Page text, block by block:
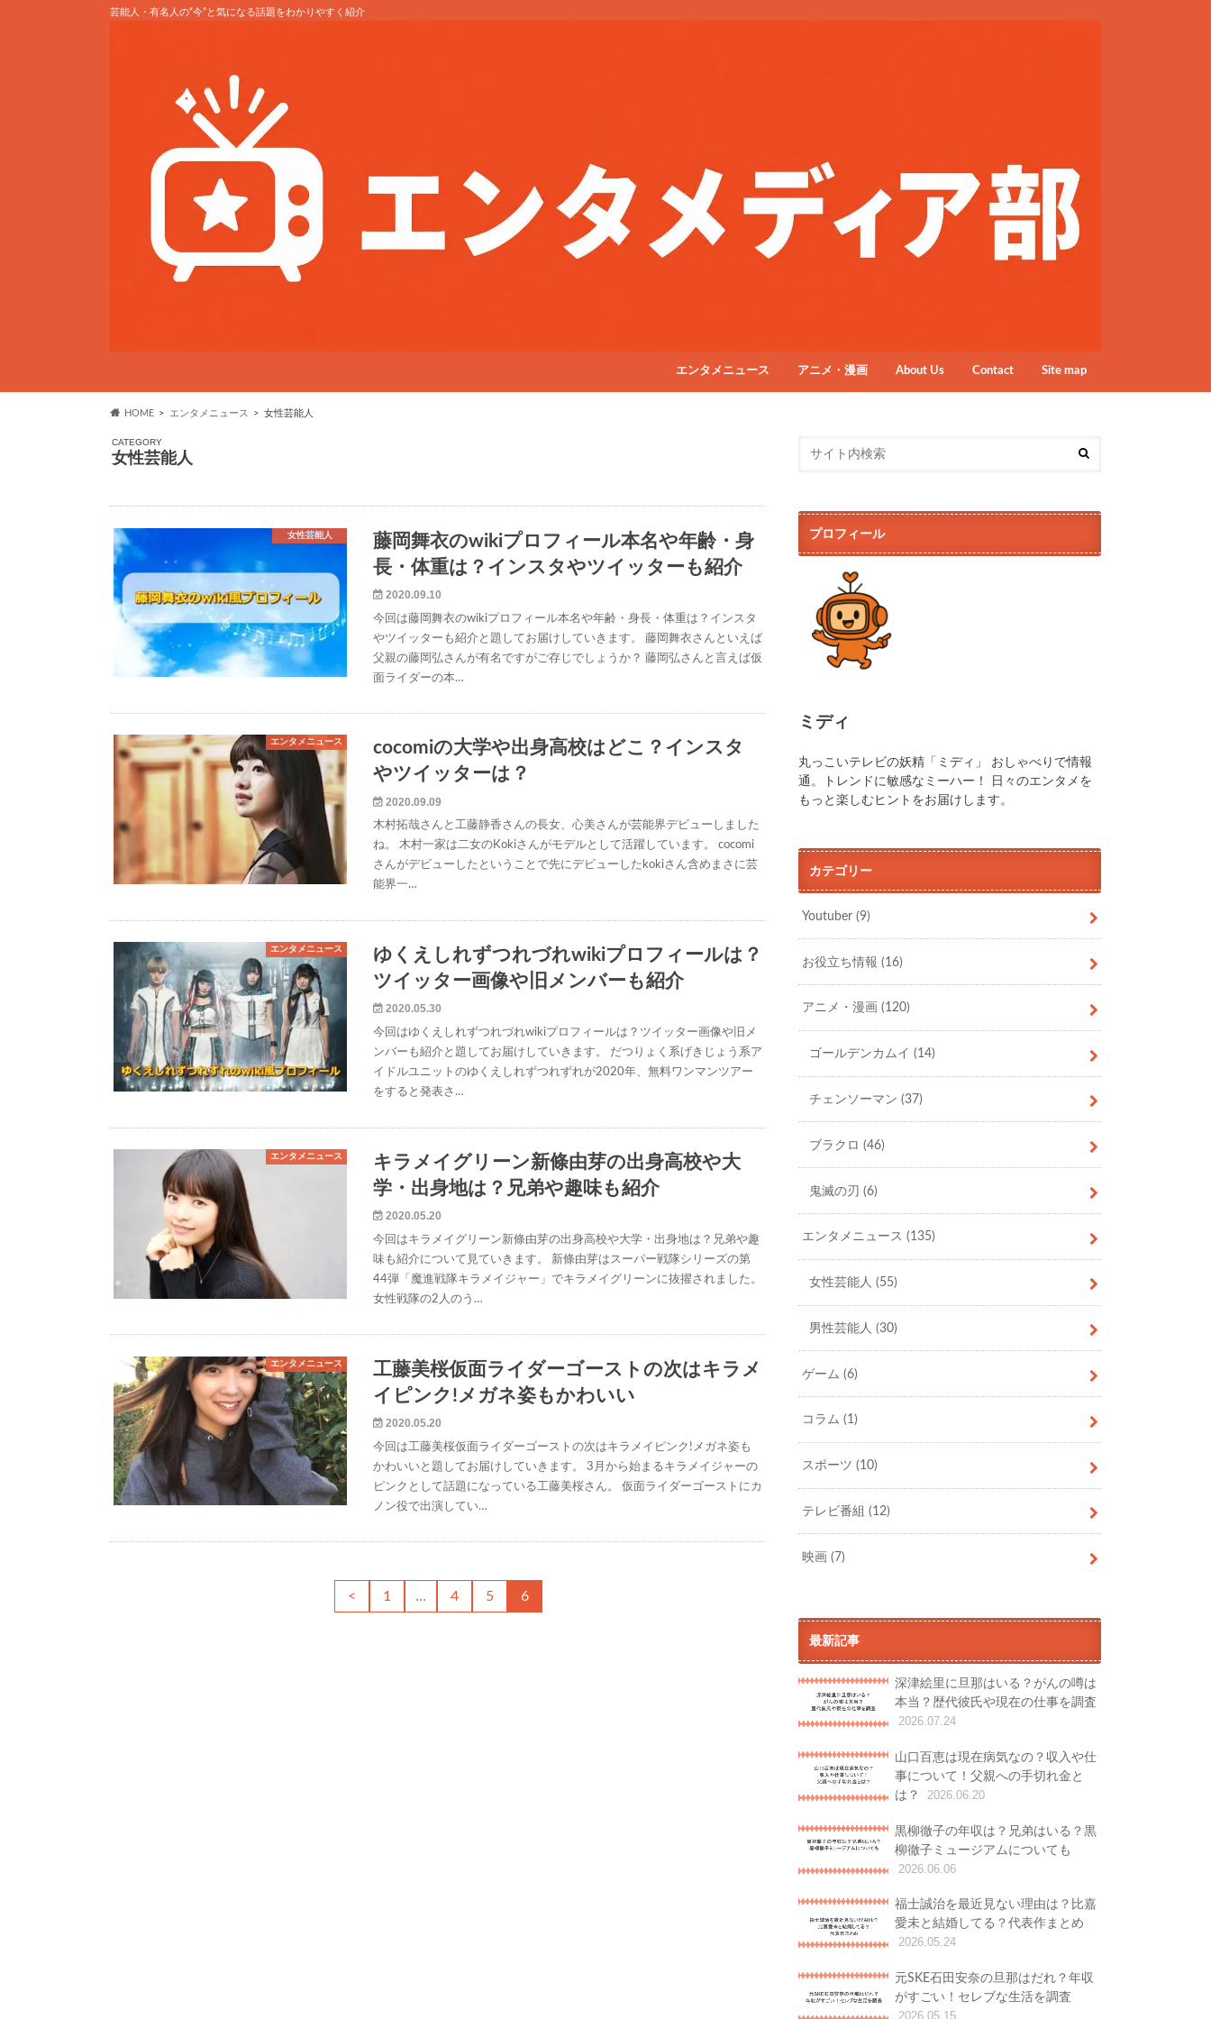
芸能人・有名人の“今”と気になる話題をわかりやすく紹介
エンタメニュース アニメ・漫画 About Us Contact Site map
HOME エンタメニュース 女性芸能人
CATEGORY
女性芸能人
女性芸能人
藤岡舞衣のwikiプロフィール本名や年齢・身
長・体重は？インスタやツイッターも紹介
2020.09.10
今回は藤岡舞衣のwikiプロフィール本名や年齢・身長・体重は？インスタ
やツイッターも紹介と題してお届けしていきます。 藤岡舞衣さんといえば
父親の藤岡弘さんが有名ですがご存じでしょうか？ 藤岡弘さんと言えば仮
面ライダーの本…
エンタメニュース
cocomiの大学や出身高校はどこ？インスタ
やツイッターは？
2020.09.09
木村拓哉さんと工藤静香さんの長女、心美さんが芸能界デビューしました
ね。 木村一家は二女のKokiさんがモデルとして活躍しています。 cocomi
さんがデビューしたということで先にデビューしたkokiさん含めまさに芸
能界一…
エンタメニュース
ゆくえしれずつれづれwikiプロフィールは？
ツイッター画像や旧メンバーも紹介
2020.05.30
今回はゆくえしれずつれづれwikiプロフィールは？ツイッター画像や旧メ
ンバーも紹介と題してお届けしていきます。 だつりょく系げきじょう系ア
イドルユニットのゆくえしれずつれずれが2020年、無料ワンマンツアー
をすると発表さ…
エンタメニュース
キラメイグリーン新條由芽の出身高校や大
学・出身地は？兄弟や趣味も紹介
2020.05.20
今回はキラメイグリーン新條由芽の出身高校や大学・出身地は？兄弟や趣
味も紹介について見ていきます。 新條由芽はスーパー戦隊シリーズの第
44弾「魔進戦隊キラメイジャー」でキラメイグリーンに抜擢されました。
女性戦隊の2人のう…
エンタメニュース
工藤美桜仮面ライダーゴーストの次はキラメ
イピンク!メガネ姿もかわいい
2020.05.20
今回は工藤美桜仮面ライダーゴーストの次はキラメイピンク!メガネ姿も
かわいいと題してお届けしていきます。 3月から始まるキラメイジャーの
ピンクとして話題になっている工藤美桜さん。 仮面ライダーゴーストにカ
ノン役で出演してい…
< 1 … 4 5 6
プロフィール
ミディ
丸っこいテレビの妖精「ミディ」 おしゃべりで情報
通。トレンドに敏感なミーハー！ 日々のエンタメを
もっと楽しむヒントをお届けします。
カテゴリー
Youtuber(9)
お役立ち情報(16)
アニメ・漫画(120)
ゴールデンカムイ (14)
チェンソーマン (37)
ブラクロ (46)
鬼滅の刃 (6)
エンタメニュース(135)
女性芸能人 (55)
男性芸能人 (30)
ゲーム(6)
コラム(1)
スポーツ(10)
テレビ番組(12)
映画(7)
最新記事
深津絵里に旦那はいる？がんの噂は
本当？歴代彼氏や現在の仕事を調査
2026.07.24
山口百恵は現在病気なの？収入や仕
事について！父親への手切れ金と
は？
2026.06.20
黒柳徹子の年収は？兄弟はいる？黒
柳徹子ミュージアムについても
2026.06.06
福士誠治を最近見ない理由は？比嘉
愛未と結婚してる？代表作まとめ
2026.05.24
元SKE石田安奈の旦那はだれ？年収
がすごい！セレブな生活を調査
2026.05.15